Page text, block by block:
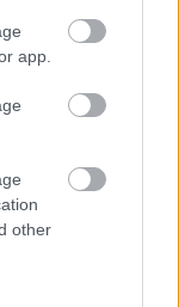
app.
other
zini par
testu